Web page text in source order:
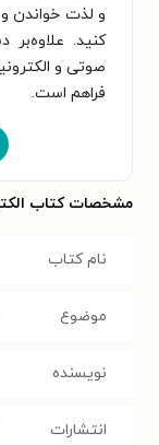
و لذت خواندن
کنید.
صوتی و
فراهم است.
مشخصات کتاب
نام کتاب
موضوع
نویسنده
انتشارات